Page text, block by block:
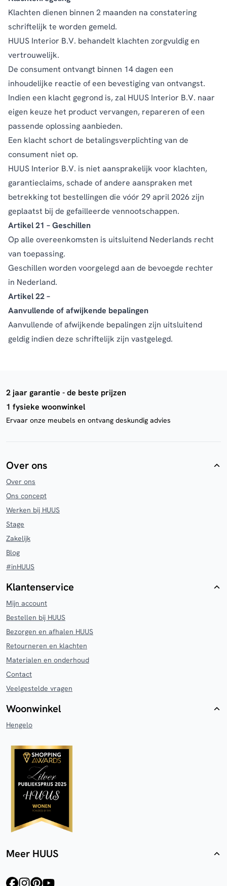
Klachten dienen binnen 2 maanden na constatering
schriftelijk te worden gemeld.
HUUS Interior B.V. behandelt klachten zorgvuldig en
vertrouwelijk.
De consument ontvangt binnen 14 dagen een
inhoudelijke reactie of een bevestiging van ontvangst.
Indien een klacht gegrond is, zal HUUS Interior B.V. naar
eigen keuze het product vervangen, repareren of een
passende oplossing aanbieden.
Een klacht schort de betalingsverplichting van de
consument niet op.
HUUS Interior B.V. is niet aansprakelijk voor klachten,
garantieclaims, schade of andere aanspraken met
betrekking tot bestellingen die vóór 29 april 2026 zijn
geplaatst bij de gefailleerde vennootschappen.
Artikel 21 – Geschillen
Op alle overeenkomsten is uitsluitend Nederlands recht
van toepassing.
Geschillen worden voorgelegd aan de bevoegde rechter
in Nederland.
Artikel 22 –
Aanvullende of afwijkende bepalingen
Aanvullende of afwijkende bepalingen zijn uitsluitend
geldig indien deze schriftelijk zijn vastgelegd.
2 jaar garantie - de beste prijzen
1 fysieke woonwinkel
Ervaar onze meubels en ontvang deskundig advies
Over ons
Over ons
Ons concept
Werken bij HUUS
Stage
Zakelijk
Blog
#inHUUS
Klantenservice
Mijn account
Bestellen bij HUUS
Bezorgen en afhalen HUUS
Retourneren en klachten
Materialen en onderhoud
Contact
Veelgestelde vragen
Woonwinkel
Hengelo
Meer HUUS